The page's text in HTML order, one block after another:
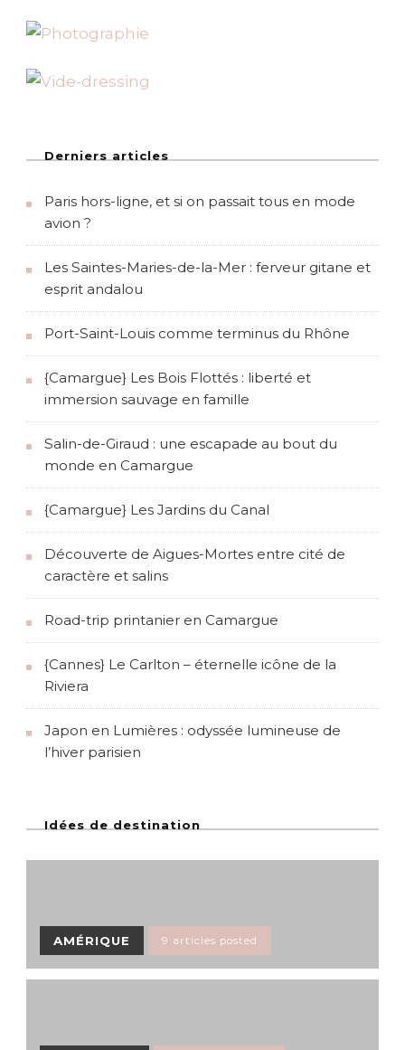
Derniers articles
Paris hors-ligne, et si on passait tous en mode
avion ?
Les Saintes-Maries-de-la-Mer : ferveur gitane et
esprit andalou
Port-Saint-Louis comme terminus du Rhône
{Camargue} Les Bois Flottés : liberté et
immersion sauvage en famille
Salin-de-Giraud : une escapade au bout du
monde en Camargue
{Camargue} Les Jardins du Canal
Découverte de Aigues-Mortes entre cité de
caractère et salins
Road-trip printanier en Camargue
{Cannes} Le Carlton – éternelle icône de la
Riviera
Japon en Lumières : odyssée lumineuse de
l’hiver parisien
Idées de destination
AMÉRIQUE 9 articles posted